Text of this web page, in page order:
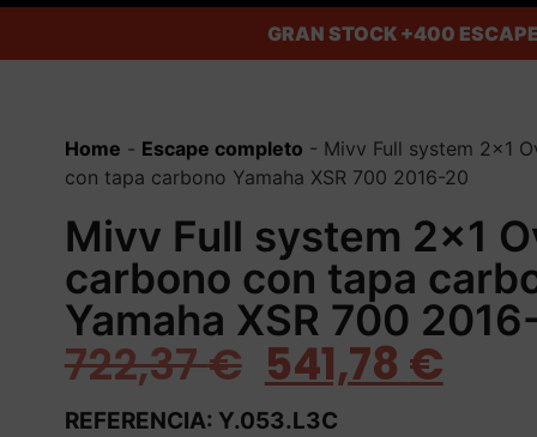
GRAN STOCK +400
Home - Escape completo - Mivv Full system 2×1
con tapa carbono Yamaha XSR 700 2016-20
Mivv Full system 2×1
carbono con tapa
Yamaha XSR 700
722,37€ 541,78 €
REFERENCIA: Y.053.L3C